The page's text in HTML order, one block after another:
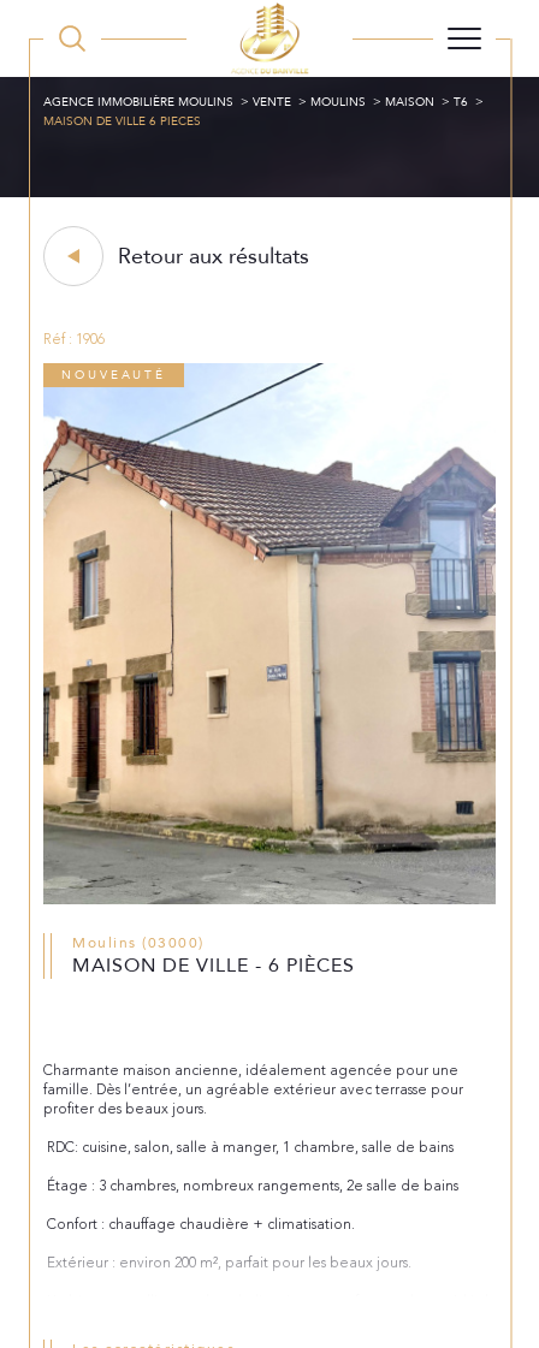
AGENCE IMMOBILIÈRE MOULINS VENTE MOULINS MAISON
T6
MAISON DE VILLE 6 PIECES
Retour aux résultats
Réf : 1906
NOUVEAUTÉ
Moulins (03000)
MAISON DE VILLE - 6 PIÈCES
Charmante maison ancienne, idéalement agencée pour une
famille. Dès l’entrée, un agréable extérieur avec terrasse pour
profiter des beaux jours.
RDC: cuisine, salon, salle à manger, 1 chambre, salle de bains
Étage : 3 chambres, nombreux rangements, 2e salle de bains
Confort : chauffage chaudière + climatisation.
Extérieur : environ 200 m², parfait pour les beaux jours.